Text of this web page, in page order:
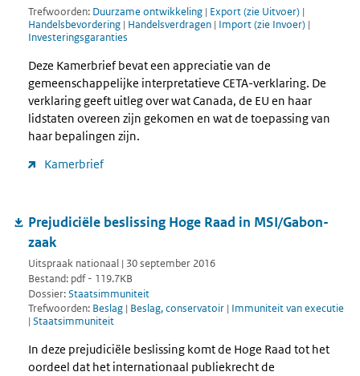
Trefwoorden: Duurzame ontwikkeling | Export (zie Uitvoer) |
Handelsbevordering | Handelsverdragen | Import (zie Invoer) |
Investeringsgaranties
Deze Kamerbrief bevat een appreciatie van de
gemeenschappelijke interpretatieve CETA-verklaring. De
verklaring geeft uitleg over wat Canada, de EU en haar
lidstaten overeen zijn gekomen en wat de toepassing van
haar bepalingen zijn.
Kamerbrief
Prejudiciële beslissing Hoge Raad in MSI/Gabon-
zaak
Uitspraak nationaal | 30 september 2016
Bestand: pdf - 119.7KB
Dossier:Staatsimmuniteit
Trefwoorden: Beslag | Beslag, conservatoir | Immuniteit van executie
| Staatsimmuniteit
In deze prejudiciële beslissing komt de Hoge Raad tot het
oordeel dat het internationaal publiekrecht de